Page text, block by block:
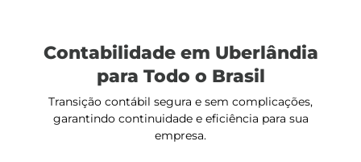
Contabilidade em Uberlândia
para Todo o Brasil
Transição contábil segura e sem complicações,
garantindo continuidade e eficiência para sua
empresa.